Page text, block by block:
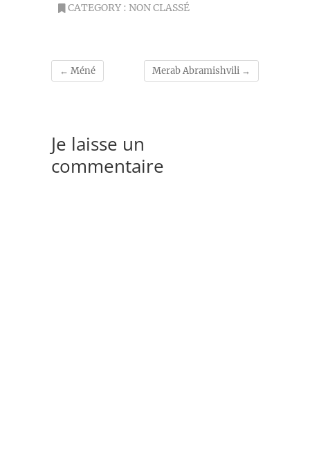
CATEGORY : NON CLASSÉ
← Méné Merab Abramishvili →
Je laisse un
commentaire